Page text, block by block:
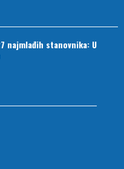
najmlađih stanovnika: U